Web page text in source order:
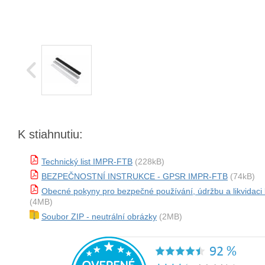
K stiahnutiu:
Technický list IMPR-FTB (228kB)
BEZPEČNOSTNÍ INSTRUKCE - GPSR IMPR-FTB (74kB)
Obecné pokyny pro bezpečné používání, údržbu a likvidaci
(4MB)
Soubor ZIP - neutrální obrázky (2MB)